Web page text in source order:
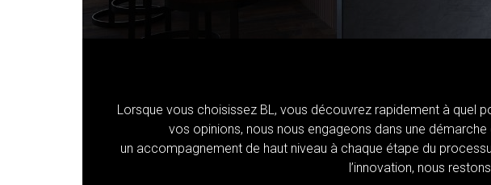
Lorsque vous choisissez BL, vous découvrez rapidement à quel
vos opinions, nous nous engageons dans une
un accompagnement de haut niveau à chaque étape du
l’innovation, nous